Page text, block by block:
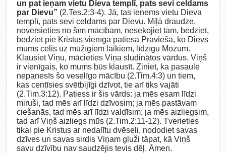
un pat ieņam vietu Dieva templī, pats sevi celdams
par Dievu” (2.Tes.2:3-4). Jā, tas ieņems vietu Dieva
templī, pats sevi celdams par Dievu. Mīļā draudze,
novērsieties no šīm mācībām, nesekojiet tām, bēdziet,
bēdziet pie Kristus vienīgā patiesā Pravieša, ko Dievs
mums cēlis uz mūžīgiem laikiem, līdzīgu Mozum.
Klausiet Viņu, mācieties Viņa sludinātos vārdus. Viņš
ir vienīgais, ko mums būs klausīt. Ziniet, ka pasaule
nepanesīs šo veselīgo mācību (2.Tim.4:3) un tiem,
kas centīsies svētbijīgi dzīvot, tie arī tiks vajāti
(2.Tim.3:12). Patiess ir šis vārds: ja mēs esam līdzi
miruši, tad mēs arī līdzi dzīvosim; ja mēs pastāvam
ciešanās, tad mēs arī līdzi valdīsim; ja mēs aizliegsim,
tad arī Viņš aizliegs mūs (2.Tim.2:11-12). Tverieties
tikai pie Kristus ar nedalītu dvēseli, nododiet savas
dzīves un savas sirdis Viņam gluži tāpat, kā Viņš
savu dzīvību nav saudzējis tevis dēļ. Āmen.